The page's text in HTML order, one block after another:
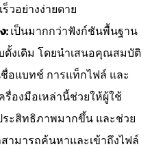
วอย่างง่ายดาย
:เป็นมากกว่าฟังก์ชันพื้นฐาน
ดั้งเดิม โดยนำเสนอคุณสมบัติ
อแบทช์ การแท็กไฟล์ และ
รื่องมือเหล่านี้ช่วยให้ผู้ใช้
ระสิทธิภาพมากขึ้น และช่วย
ามารถค้นหาและเข้าถึงไฟล์